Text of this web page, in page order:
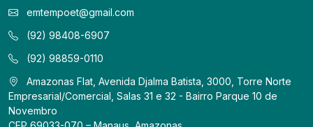
emtempoet@gmail.com
(92) 98408-6907
(92) 98859-0110
Amazonas Flat, Avenida Djalma Batista, 3000, Torre Norte
Empresarial/Comercial, Salas 31 e 32 - Bairro Parque 10 de
Novembro